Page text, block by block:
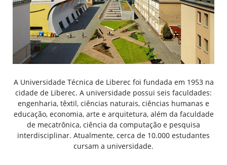
A Universidade Técnica de Liberec foi fundada em 1953 na
cidade de Liberec. A universidade possui seis faculdades:
engenharia, têxtil, ciências naturais, ciências humanas e
educação, economia, arte e arquitetura, além da faculdade
de mecatrônica, ciência da computação e pesquisa
interdisciplinar. Atualmente, cerca de 10.000 estudantes
cursam a universidade.